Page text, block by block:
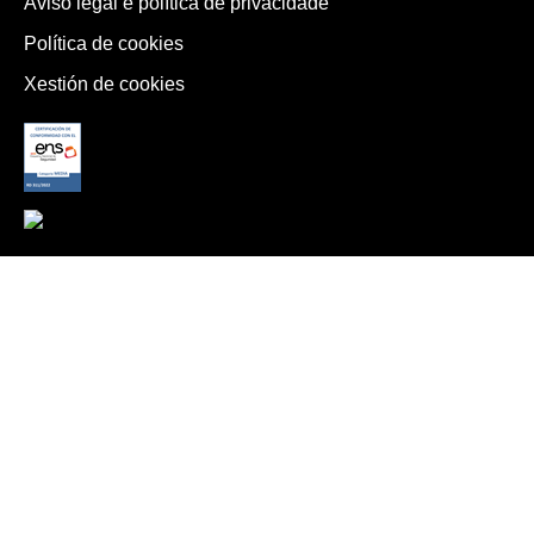
Política de cookies
Xestión de cookies